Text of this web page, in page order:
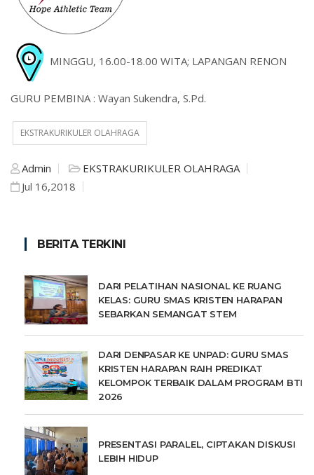
MINGGU, 16.00-18.00 WITA; LAPANGAN RENON
GURU PEMBINA : Wayan Sukendra, S.Pd.
EKSTRAKURIKULER OLAHRAGA
Admin
EKSTRAKURIKULER OLAHRAGA
Jul 16,2018
BERITA TERKINI
DARI PELATIHAN NASIONAL KE RUANG
KELAS: GURU SMAS KRISTEN HARAPAN
SEBARKAN SEMANGAT STEM
DARI DENPASAR KE UNPAD: GURU SMAS
KRISTEN HARAPAN RAIH PREDIKAT
KELOMPOK TERBAIK DALAM PROGRAM BTI
2026
PRESENTASI PARALEL, CIPTAKAN DISKUSI
LEBIH HIDUP